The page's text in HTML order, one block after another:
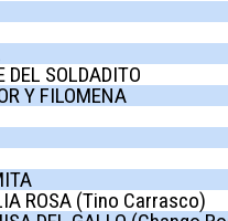
SOLDADITO
Y FILOMENA
ROSA (Tino Carrasco)